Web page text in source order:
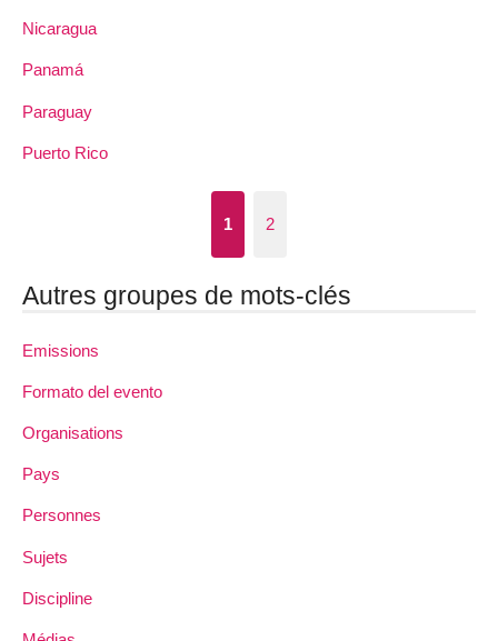
Nicaragua
Panamá
Paraguay
Puerto Rico
1 2
Autres groupes de mots-clés
Emissions
Formato del evento
Organisations
Pays
Personnes
Sujets
Discipline